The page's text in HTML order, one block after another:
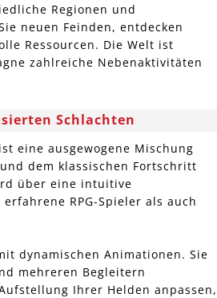
Regionen und
neuen Feinden, entdecken
Ressourcen. Die Welt ist
zahlreiche Nebenaktivitäten
Schlachten
eine ausgewogene Mischung
dem klassischen Fortschritt
über eine intuitive
RPG-Spieler als auch
dynamischen Animationen. Sie
mehreren Begleitern
Ihrer Helden anpassen,